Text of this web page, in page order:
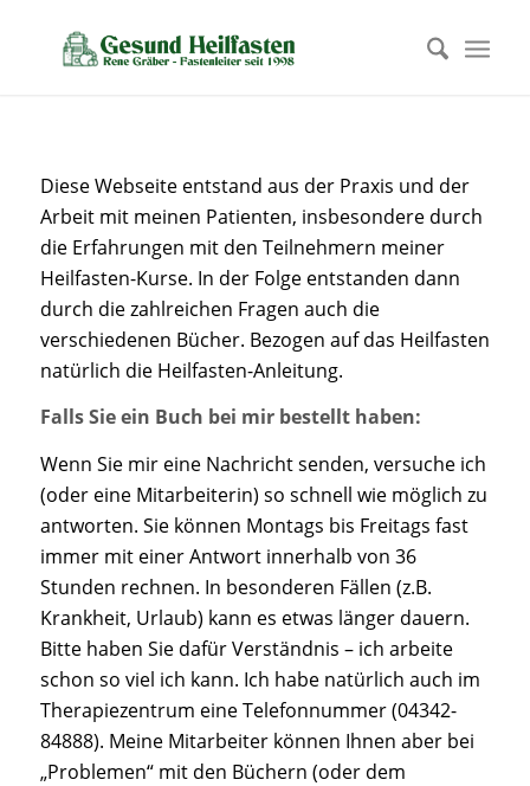
Diese Webseite entstand aus der Praxis und der
Arbeit mit meinen Patienten, insbesondere durch
die Erfahrungen mit den Teilnehmern meiner
Heilfasten-Kurse. In der Folge entstanden dann
durch die zahlreichen Fragen auch die
verschiedenen Bücher. Bezogen auf das Heilfasten
natürlich die Heilfasten-Anleitung.
Falls Sie ein Buch bei mir bestellt haben:
Wenn Sie mir eine Nachricht senden, versuche ich
(oder eine Mitarbeiterin) so schnell wie möglich zu
antworten. Sie können Montags bis Freitags fast
immer mit einer Antwort innerhalb von 36
Stunden rechnen. In besonderen Fällen (z.B.
Krankheit, Urlaub) kann es etwas länger dauern.
Bitte haben Sie dafür Verständnis – ich arbeite
schon so viel ich kann. Ich habe natürlich auch im
Therapiezentrum eine Telefonnummer (04342-
84888). Meine Mitarbeiter können Ihnen aber bei
„Problemen“ mit den Büchern (oder dem